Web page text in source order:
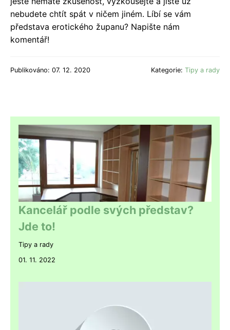
nebudete chtít spát v ničem jiném. Líbí se vám
představa erotického županu? Napište nám
komentář!
Publikováno: 07. 12. 2020 Kategorie: Tipy a rady
Kancelář podle svých představ?
Jde to!
Tipy a rady
01. 11. 2022